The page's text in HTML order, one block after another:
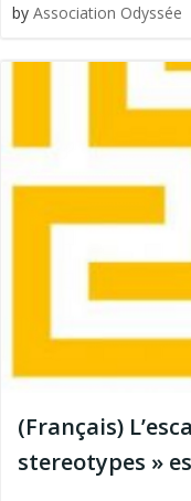
by Association Odyssée
(Français)
stereotypes »